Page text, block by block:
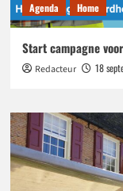
Agenda Home
Start campagne
Redacteur 18